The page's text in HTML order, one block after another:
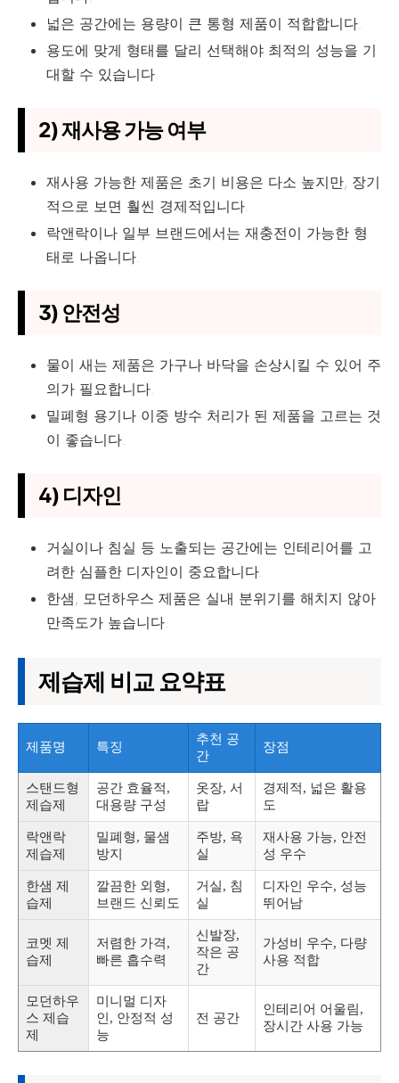
넓은 공간에는 용량이 큰 통형 제품이 적합합니다.
용도에 맞게 형태를 달리 선택해야 최적의 성능을 기
대할 수 있습니다.
2) 재사용 가능 여부
재사용 가능한 제품은 초기 비용은 다소 높지만, 장기
적으로 보면 훨씬 경제적입니다.
락앤락이나 일부 브랜드에서는 재충전이 가능한 형
태로 나옵니다.
3) 안전성
물이 새는 제품은 가구나 바닥을 손상시킬 수 있어 주
의가 필요합니다.
밀폐형 용기나 이중 방수 처리가 된 제품을 고르는 것
이 좋습니다.
4) 디자인
거실이나 침실 등 노출되는 공간에는 인테리어를 고
려한 심플한 디자인이 중요합니다.
한샘, 모던하우스 제품은 실내 분위기를 해치지 않아
만족도가 높습니다.
제습제 비교 요약표
제품명 특징
추천 공
간
장점
스탠드형
제습제
공간 효율적,
대용량 구성
옷장, 서
랍
경제적, 넓은 활용
도
락앤락
제습제
밀폐형, 물샘
방지
주방, 욕
실
재사용 가능, 안전
성 우수
한샘 제
습제
깔끔한 외형,
브랜드 신뢰도
거실, 침
실
디자인 우수, 성능
뛰어남
코멧 제
습제
저렴한 가격,
빠른 흡수력
신발장,
작은 공
간
가성비 우수, 다량
사용 적합
모던하우
스 제습
제
미니멀 디자
인, 안정적 성
능
전 공간
인테리어 어울림,
장시간 사용 가능